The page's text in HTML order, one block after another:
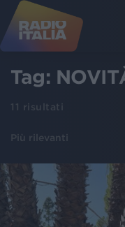
Tag:
11 risultati
Più rilevanti